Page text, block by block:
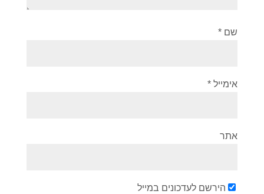
שם *
אימייל *
אתר
הירשם לעדכונים במייל